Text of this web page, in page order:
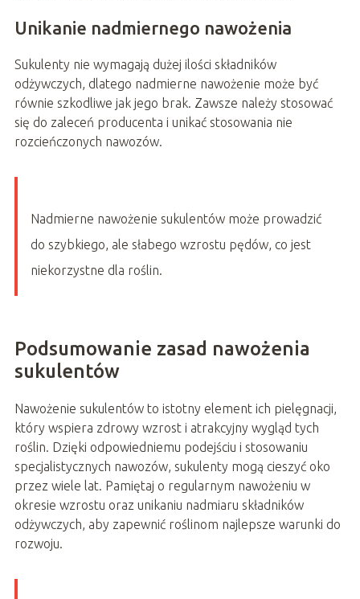
Unikanie nadmiernego nawożenia
Sukulenty nie wymagają dużej ilości składników
odżywczych, dlatego nadmierne nawożenie może być
równie szkodliwe jak jego brak. Zawsze należy stosować
się do zaleceń producenta i unikać stosowania nie
rozcieńczonych nawozów.
Nadmierne nawożenie sukulentów może prowadzić
do szybkiego, ale słabego wzrostu pędów, co jest
niekorzystne dla roślin.
Podsumowanie zasad nawożenia
sukulentów
Nawożenie sukulentów to istotny element ich pielęgnacji,
który wspiera zdrowy wzrost i atrakcyjny wygląd tych
roślin. Dzięki odpowiedniemu podejściu i stosowaniu
specjalistycznych nawozów, sukulenty mogą cieszyć oko
przez wiele lat. Pamiętaj o regularnym nawożeniu w
okresie wzrostu oraz unikaniu nadmiaru składników
odżywczych, aby zapewnić roślinom najlepsze warunki do
rozwoju.